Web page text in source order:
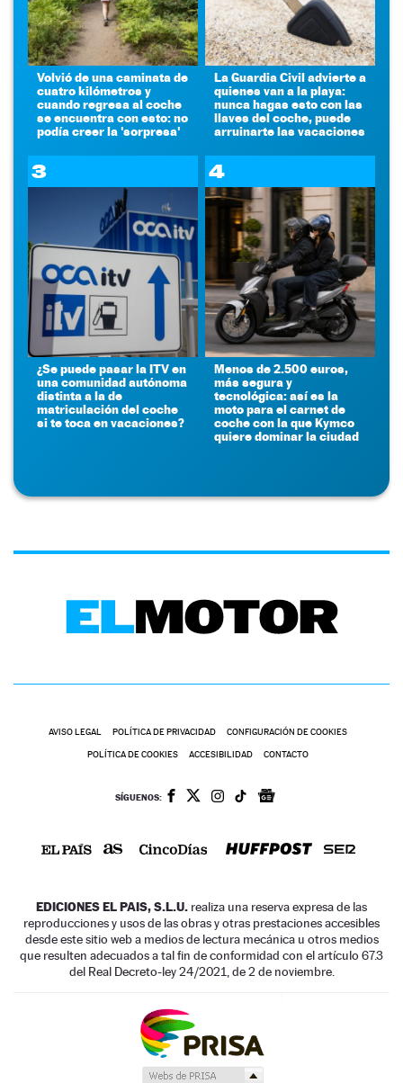
Volvió de una caminata de
cuatro kilómetros y
cuando regresa al coche
se encuentra con esto: no
podía creer la 'sorpresa'
La Guardia Civil advierte a
quienes van a la playa:
nunca hagas esto con las
llaves del coche, puede
arruinarte las vacaciones
3
¿Se puede pasar la ITV en
una comunidad autónoma
distinta a la de
matriculación del coche
si te toca en vacaciones?
4
Menos de 2.500 euros,
más segura y
tecnológica: así es la
moto para el carnet de
coche con la que Kymco
quiere dominar la ciudad
AVISO LEGAL POLÍTICA DE PRIVACIDAD CONFIGURACIÓN DE COOKIES
POLÍTICA DE COOKIES ACCESIBILIDAD CONTACTO
SÍGUENOS:
EDICIONES EL PAIS, S.L.U. realiza una reserva expresa de las
reproducciones y usos de las obras y otras prestaciones accesibles
desde este sitio web a medios de lectura mecánica u otros medios
que resulten adecuados a tal fin de conformidad con el artículo 67.3
del Real Decreto-ley 24/2021, de 2 de noviembre.